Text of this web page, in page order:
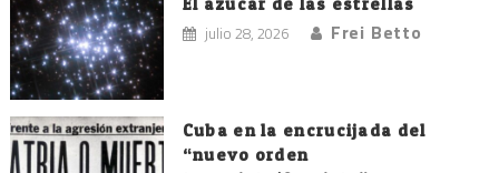
julio 28, 2026 Frei Betto
Cuba en la encrucijada del
“nuevo orden